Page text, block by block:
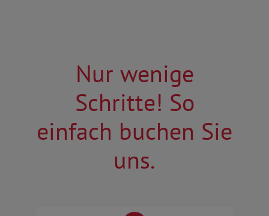
Nur wenige
Schritte! So
einfach buchen Sie
uns.